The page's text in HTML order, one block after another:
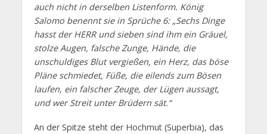
auch nicht in derselben Listenform. König
Salomo benennt sie in Sprüche 6: „Sechs Dinge
hasst der HERR und sieben sind ihm ein Gräuel,
stolze Augen, falsche Zunge, Hände, die
unschuldiges Blut vergießen, ein Herz, das böse
Pläne schmiedet, Füße, die eilends zum Bösen
laufen, ein falscher Zeuge, der Lügen aussagt,
und wer Streit unter Brüdern sät.“
An der Spitze steht der Hochmut (Superbia), das